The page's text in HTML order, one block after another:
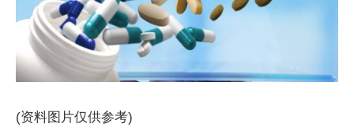
(资料图片仅供参考)